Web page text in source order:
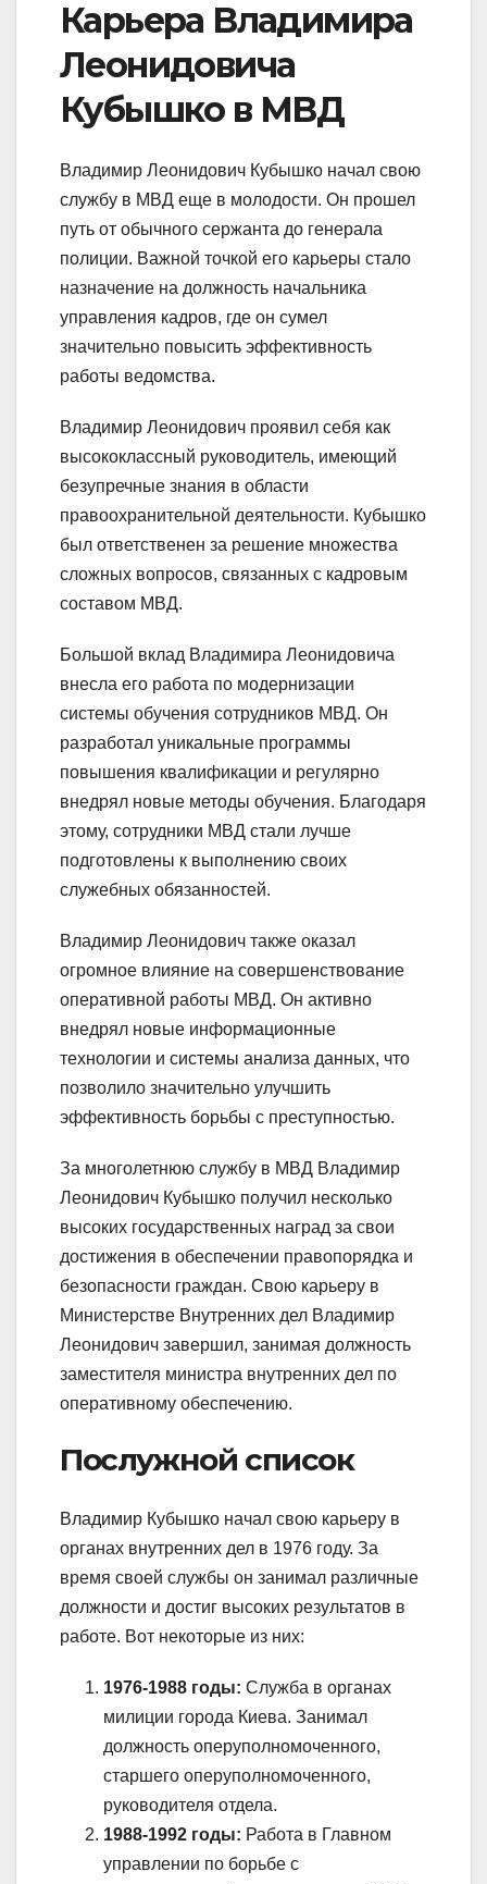
Карьера Владимира
Леонидовича
Кубышко в МВД
Владимир Леонидович Кубышко начал свою
службу в МВД еще в молодости. Он прошел
путь от обычного сержанта до генерала
полиции. Важной точкой его карьеры стало
назначение на должность начальника
управления кадров, где он сумел
значительно повысить эффективность
работы ведомства.
Владимир Леонидович проявил себя как
высококлассный руководитель, имеющий
безупречные знания в области
правоохранительной деятельности. Кубышко
был ответственен за решение множества
сложных вопросов, связанных с кадровым
составом МВД.
Большой вклад Владимира Леонидовича
внесла его работа по модернизации
системы обучения сотрудников МВД. Он
разработал уникальные программы
повышения квалификации и регулярно
внедрял новые методы обучения. Благодаря
этому, сотрудники МВД стали лучше
подготовлены к выполнению своих
служебных обязанностей.
Владимир Леонидович также оказал
огромное влияние на совершенствование
оперативной работы МВД. Он активно
внедрял новые информационные
технологии и системы анализа данных, что
позволило значительно улучшить
эффективность борьбы с преступностью.
За многолетнюю службу в МВД Владимир
Леонидович Кубышко получил несколько
высоких государственных наград за свои
достижения в обеспечении правопорядка и
безопасности граждан. Свою карьеру в
Министерстве Внутренних дел Владимир
Леонидович завершил, занимая должность
заместителя министра внутренних дел по
оперативному обеспечению.
Послужной список
Владимир Кубышко начал свою карьеру в
органах внутренних дел в 1976 году. За
время своей службы он занимал различные
должности и достиг высоких результатов в
работе. Вот некоторые из них:
1976-1988 годы: Служба в органах
милиции города Киева. Занимал
должность оперуполномоченного,
старшего оперуполномоченного,
руководителя отдела.
1988-1992 годы: Работа в Главном
управлении по борьбе с